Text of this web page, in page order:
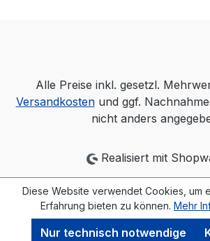
Alle Preise inkl. gesetzl.
Versandkostenund ggf.
nicht anders
Realisiert mit
Diese Website verwendet Cookies, um
Erfahrung bieten zu können. Mehr
Nur technisch notwendige